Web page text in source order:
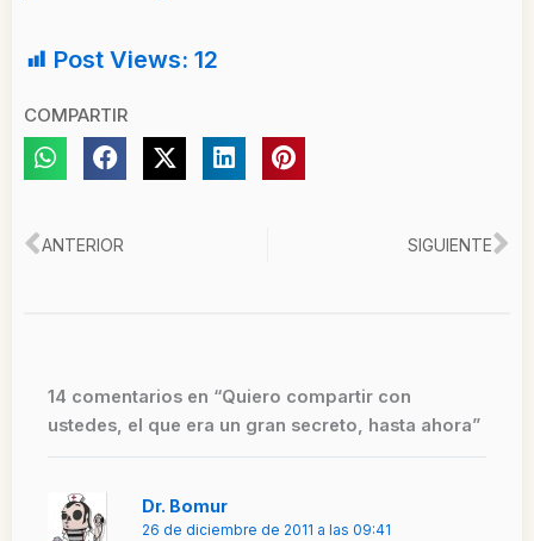
Post Views: 12
COMPARTIR
Ant
ANTERIOR SIGUIENTE
14 comentarios en “Quiero compartir con
ustedes, el que era un gran secreto, hasta ahora”
Dr. Bomur
26 de diciembre de 2011 a las 09:41